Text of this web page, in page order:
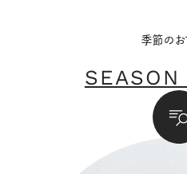
季節のお
SEASON